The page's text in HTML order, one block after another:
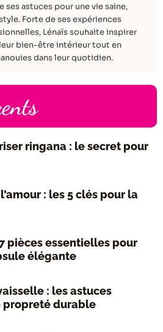
astuces pour une vie saine,
Forte de ses expériences
Lénaïs souhaite inspirer
bien-être intérieur tout en
dans leur quotidien.
ringana : le secret pour
: les 5 clés pour la
pièces essentielles pour
élégante
: les astuces
propreté durable